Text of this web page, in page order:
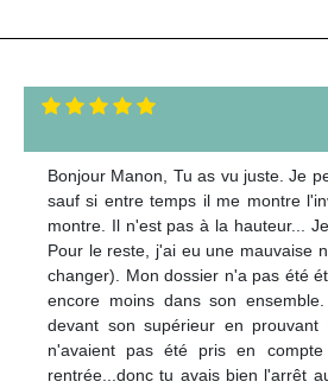
Bonjour Manon, Tu as vu juste. Je
sauf si entre temps il me montre
montre. Il n'est pas à la hauteur...
Pour le reste, j'ai eu une mauvaise
changer). Mon dossier n'a pas été
encore moins dans son
devant son supérieur en prouvant
n'avaient pas été pris en
rentrée...donc tu avais bien l'arrêt